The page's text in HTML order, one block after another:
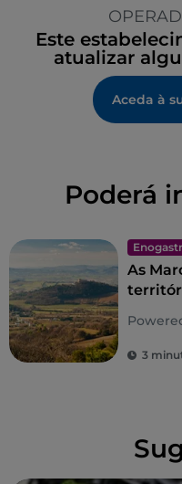
Este
atualizar
Aceda à
Poderá
As
3